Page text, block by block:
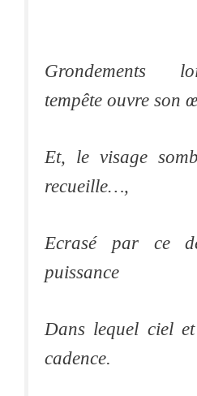
Grondements
tempête ouvre son
Et, le visage
recueille…,
Ecrasé par ce
puissance
Dans lequel ciel
cadence.